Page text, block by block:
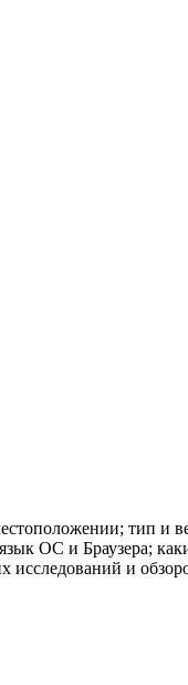
тип и
ОС и Браузера;
исследований и